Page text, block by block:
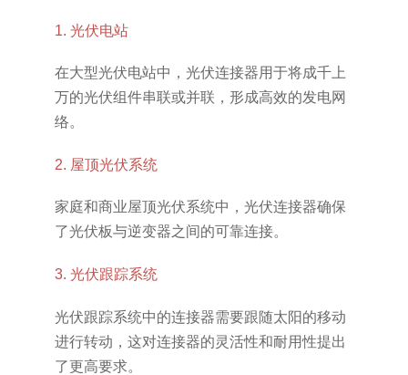
1. 光伏电站
在大型光伏电站中，光伏连接器用于将成千上
万的光伏组件串联或并联，形成高效的发电网
络。
2. 屋顶光伏系统
家庭和商业屋顶光伏系统中，光伏连接器确保
了光伏板与逆变器之间的可靠连接。
3. 光伏跟踪系统
光伏跟踪系统中的连接器需要跟随太阳的移动
进行转动，这对连接器的灵活性和耐用性提出
了更高要求。